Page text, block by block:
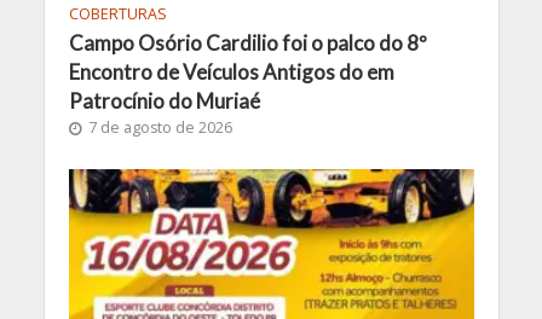
COBERTURAS
Campo Osório Cardilio foi o palco do 8º
Encontro de Veículos Antigos do em
Patrocínio do Muriaé
7 de agosto de 2026